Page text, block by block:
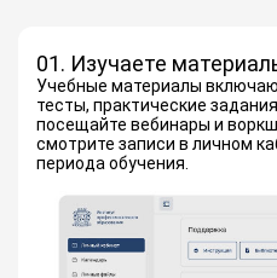
01. Изучаете
Учебные материалы
тесты, практические
посещайте вебинары и
смотрите записи в личном
периода обучения.